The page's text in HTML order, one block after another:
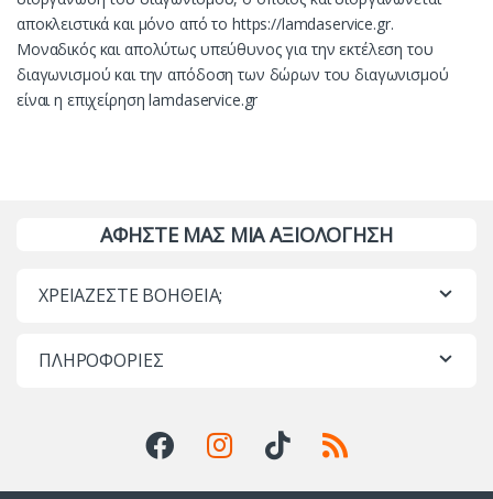
αποκλειστικά και μόνο από το https://lamdaservice.gr.
Μοναδικός και απολύτως υπεύθυνος για την εκτέλεση του
διαγωνισμού και την απόδοση των δώρων του διαγωνισμού
είναι η επιχείρηση lamdaservice.gr
ΑΦΗΣΤΕ ΜΑΣ ΜΙΑ ΑΞΙΟΛΟΓΗΣΗ
ΧΡΕΙΑΖΕΣΤΕ ΒΟΗΘΕΙΑ;
ΠΛΗΡΟΦΟΡΙΕΣ